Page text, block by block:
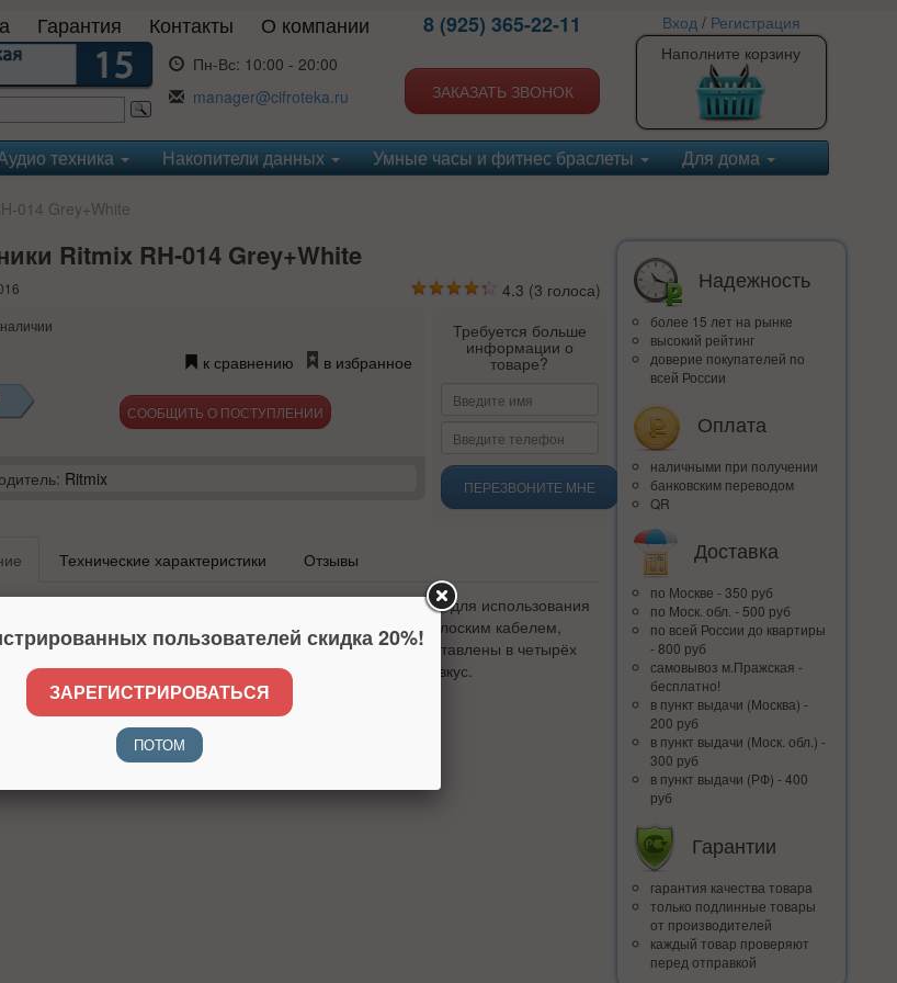
Гарантия Контакты О компании
Пн-Вс: 10:00 - 20:00
manager@cifroteka.ru
8 (925) 365-22-11
ЗАКАЗАТЬ ЗВОНОК
Вход/ Регистрация
Наполните корзину
техника Накопители данных Умные часы и фитнес браслеты Для дома
014 Grey+White
Ritmix RH-014 Grey+White
4.3 (3 голоса)
к сравнению в избранное
СООБЩИТЬ О ПОСТУПЛЕНИИ
Ritmix
Требуется больше
информации о
товаре?
ПЕРЕЗВОНИТЕ МНЕ
Технические характеристики Отзывы
014 – это портативные наушники-вкладыши вставного типа для использования
планшетами и ноутбуками. Наушники оснащены плоским кабелем,
предотвращает провод от спутывания. Ritmix RH-014 представлены в четырёх
вариациях, что позволит подобрать модель на свой вкус.
Надежность
более 15 лет на рынке
высокий рейтинг
доверие покупателей по
всей России
Оплата
наличными при получении
банковским переводом
QR
Доставка
по Москве - 350 руб
по Моск. обл. - 500 руб
по всей Росcии до квартиры
- 800 руб
самовывоз м.Пражская -
бесплатно!
в пункт выдачи (Москва) -
200 руб
в пункт выдачи (Моск. обл.) -
300 руб
в пункт выдачи (РФ) - 400
руб
Гарантии
гарантия качества товара
только подлинные товары
от производителей
каждый товар проверяют
перед отправкой
пользователей скидка 20%!
ЗАРЕГИСТРИРОВАТЬСЯ
ПОТОМ